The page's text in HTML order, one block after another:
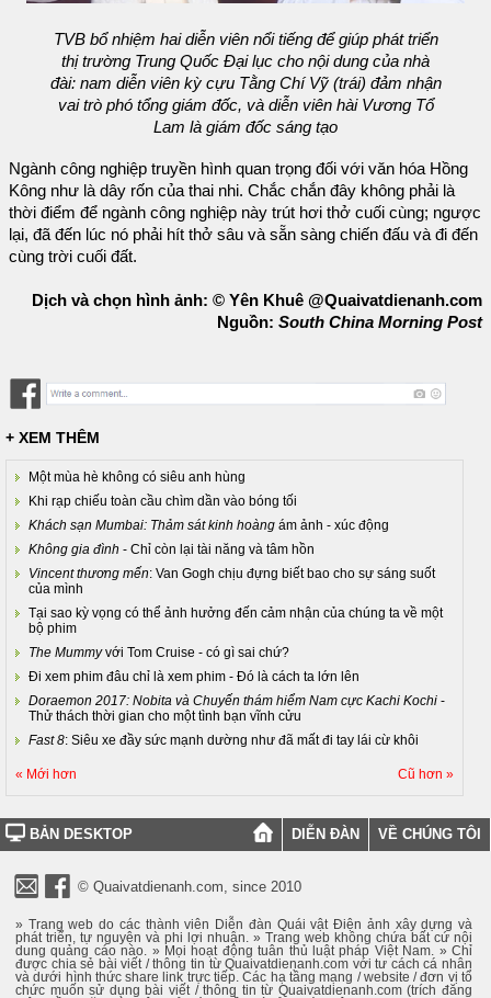
TVB bổ nhiệm hai diễn viên nổi tiếng để giúp phát triển
thị trường Trung Quốc Đại lục cho nội dung của nhà
đài: nam diễn viên kỳ cựu Tằng Chí Vỹ (trái) đảm nhận
vai trò phó tổng giám đốc, và diễn viên hài Vương Tổ
Lam là giám đốc sáng tạo
Ngành công nghiệp truyền hình quan trọng đối với văn hóa Hồng
Kông như là dây rốn của thai nhi. Chắc chắn đây không phải là
thời điểm để ngành công nghiệp này trút hơi thở cuối cùng; ngược
lại, đã đến lúc nó phải hít thở sâu và sẵn sàng chiến đấu và đi đến
cùng trời cuối đất.
Dịch và chọn hình ảnh: © Yên Khuê @Quaivatdienanh.com
Nguồn: South China Morning Post
+ XEM THÊM
Một mùa hè không có siêu anh hùng
Khi rạp chiếu toàn cầu chìm dần vào bóng tối
Khách sạn Mumbai: Thảm sát kinh hoàng ám ảnh - xúc động
Không gia đình - Chỉ còn lại tài năng và tâm hồn
Vincent thương mến: Van Gogh chịu đựng biết bao cho sự sáng suốt
của mình
Tại sao kỳ vọng có thể ảnh hưởng đến cảm nhận của chúng ta về một
bộ phim
The Mummyvới Tom Cruise - có gì sai chứ?
Đi xem phim đâu chỉ là xem phim - Đó là cách ta lớn lên
Doraemon 2017: Nobita và Chuyến thám hiểm Nam cực Kachi Kochi -
Thử thách thời gian cho một tình bạn vĩnh cửu
Fast 8: Siêu xe đầy sức mạnh dường như đã mất đi tay lái cừ khôi
« Mới hơn Cũ hơn »
BẢN DESKTOP DIỄN ĐÀN VỀ CHÚNG TÔI
© Quaivatdienanh.com, since 2010
» Trang web do các thành viên Diễn đàn Quái vật Điện ảnh xây dựng và
phát triển, tự nguyện và phi lợi nhuận. » Trang web không chứa bất cứ nội
dung quảng cáo nào. » Mọi hoạt động tuân thủ luật pháp Việt Nam. » Chỉ
được chia sẻ bài viết / thông tin từ Quaivatdienanh.com với tư cách cá nhân
và dưới hình thức share link trực tiếp. Các hạ tầng mạng / website / đơn vị tổ
chức muốn sử dụng bài viết / thông tin từ Quaivatdienanh.com (trích đăng